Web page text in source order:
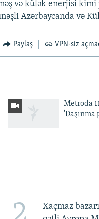
və külək enerjisi
Azərbaycanda və
Paylaş VPN-siz
Metroda
'Daşınma
Xaçmaz